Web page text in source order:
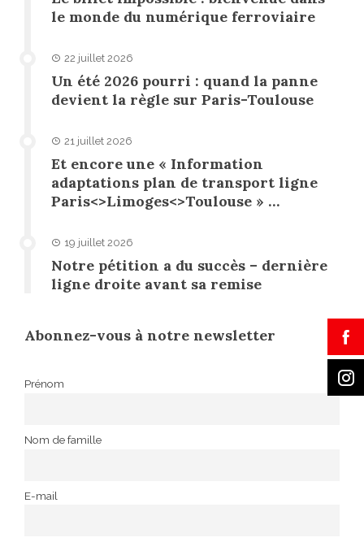
le monde du numérique ferroviaire
22 juillet 2026
Un été 2026 pourri : quand la panne
devient la règle sur Paris-Toulouse
21 juillet 2026
Et encore une « Information
adaptations plan de transport ligne
Paris<>Limoges<>Toulouse » …
19 juillet 2026
Notre pétition a du succès – dernière
ligne droite avant sa remise
Abonnez-vous à notre newsletter
Prénom
Nom de famille
E-mail